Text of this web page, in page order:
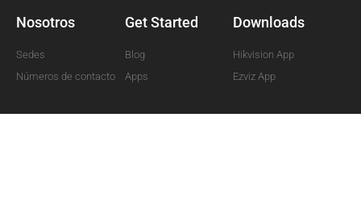
Nosotros
Sedes
Números de contacto
Get Started
Blog
Apps
Downloads
Hikvision App
Ezviz App